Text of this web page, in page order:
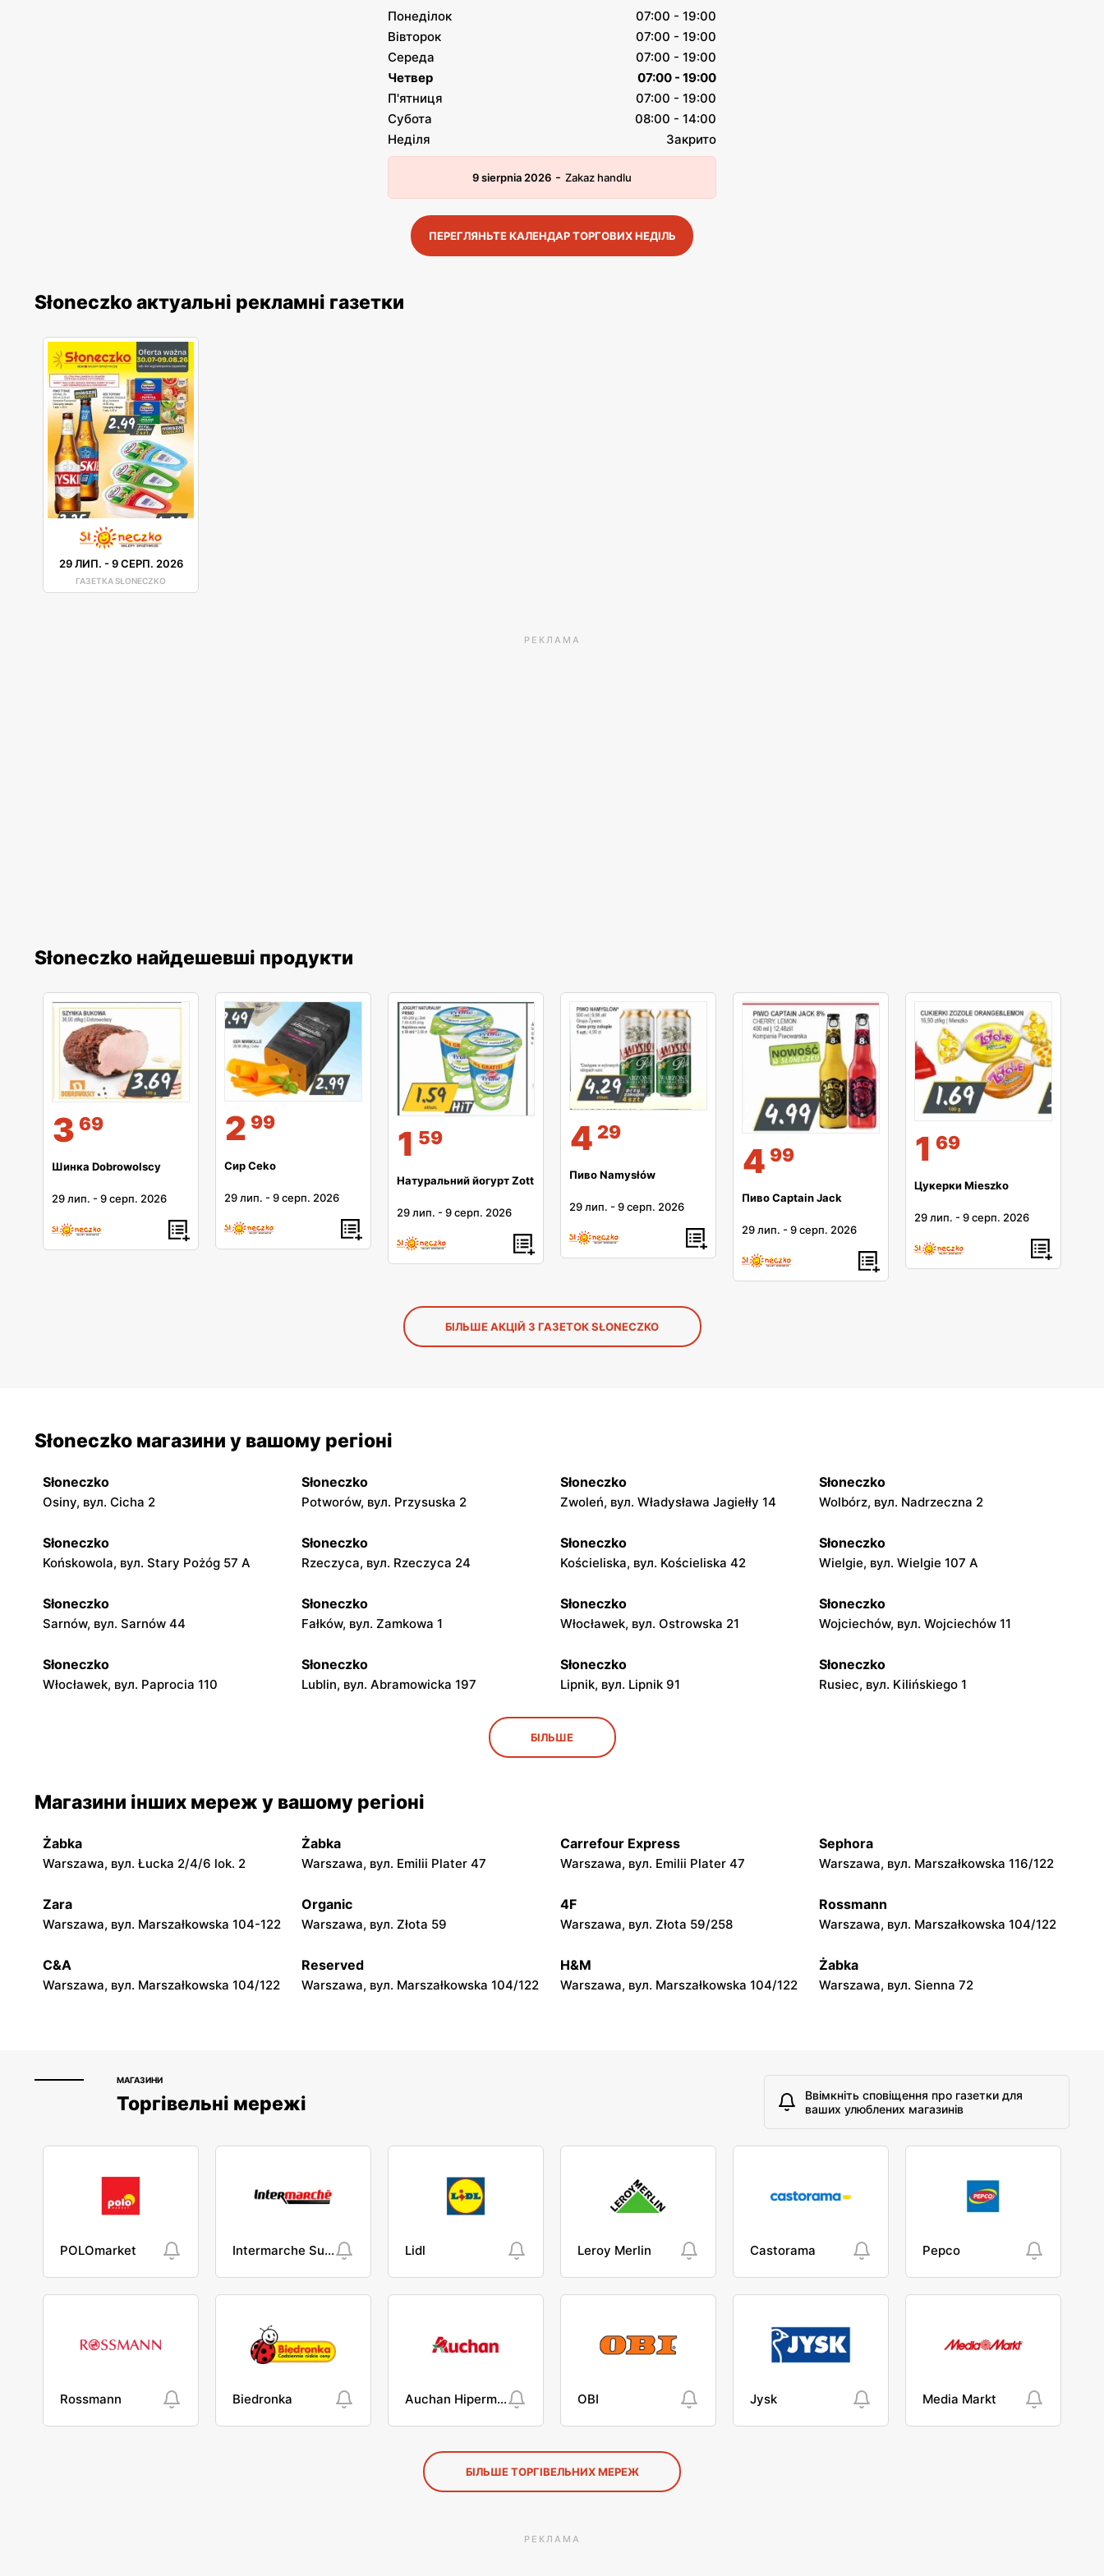
Понеділок
07:00 - 19:00
Вівторок
07:00 - 19:00
Середа
07:00 - 19:00
Четвер
07:00 - 19:00
П'ятниця
07:00 - 19:00
Субота
08:00 - 14:00
Неділя
Закрито
9 sierpnia 2026 - Zakaz handlu
ПЕРЕГЛЯНЬТЕ КАЛЕНДАР ТОРГОВИХ НЕДІЛЬ
Słoneczko актуальні рекламні газетки
29 ЛИП. -9 СЕРП. 2026
ГАЗЕТКА SŁONECZKO
РЕКЛАМА
Słoneczko найдешевші продукти
3 69
Шинка Dobrowolscy
29 лип. -9 серп. 2026
2 99
Сир Ceko
29 лип. -9 серп. 2026
1 59
Натуральний йогурт Zott
29 лип. -9 серп. 2026
4 29
Пиво Namysłów
29 лип. -9 серп. 2026
4 99
Пиво Captain Jack
29 лип. -9 серп. 2026
1 69
Цукерки Mieszko
29 лип. -9 серп. 2026
БІЛЬШЕ АКЦІЙ З ГАЗЕТОК SŁONECZKO
Słoneczko магазини у вашому регіоні
Słoneczko
Osiny, вул. Cicha 2
Słoneczko
Potworów, вул. Przysuska 2
Słoneczko
Zwoleń, вул. Władysława Jagiełły 14
Słoneczko
Wolbórz, вул. Nadrzeczna 2
Słoneczko
Końskowola, вул. Stary Pożóg 57 A
Słoneczko
Rzeczyca, вул. Rzeczyca 24
Słoneczko
Kościeliska, вул. Kościeliska 42
Słoneczko
Wielgie, вул. Wielgie 107 A
Słoneczko
Sarnów, вул. Sarnów 44
Słoneczko
Fałków, вул. Zamkowa 1
Słoneczko
Włocławek, вул. Ostrowska 21
Słoneczko
Wojciechów, вул. Wojciechów 11
Słoneczko
Włocławek, вул. Paprocia 110
Słoneczko
Lublin, вул. Abramowicka 197
Słoneczko
Lipnik, вул. Lipnik 91
Słoneczko
Rusiec, вул. Kilińskiego 1
Dworszowice Pakoszowe, вул. Długa 25
Słoneczko
Kiełczygłów, вул. Tysiąclecia 13
Siemkowice, вул. Szkolna 12 Osjaków, вул. Rynek 4
Słoneczko
Trębaczew, вул. Zielona 1
Słoneczko
Pajęczno, вул. Długa 2
Słoneczko
Mykanów, вул. Słoneczna 2
Słoneczko
Wieluń, вул. Sieniec 80 D
Słoneczko
Lututów, вул. Huta 50 A
Słoneczko
Baranów Sandomierski, вул. Rynek 18
Słoneczko
Baranów Sandomierski, вул. Rynek 28
Słoneczko
Wodzisław, вул. pl. Wolności 3
БІЛЬШЕ
Магазини інших мереж у вашому регіоні
Żabka
Warszawa, вул. Łucka 2/4/6 lok. 2
Żabka
Warszawa, вул. Emilii Plater 47
Carrefour Express
Warszawa, вул. Emilii Plater 47
Sephora
Warszawa, вул. Marszałkowska 116/122
Zara
Warszawa, вул. Marszałkowska 104-122
Organic
Warszawa, вул. Złota 59
4F
Warszawa, вул. Złota 59/258
Rossmann
Warszawa, вул. Marszałkowska 104/122
C&A
Warszawa, вул. Marszałkowska 104/122
Reserved
Warszawa, вул. Marszałkowska 104/122
H&M
Warszawa, вул. Marszałkowska 104/122
Żabka
Warszawa, вул. Sienna 72
МАГАЗИНИ
Торгівельні мережі
Ввімкніть сповіщення про газетки для
ваших улюблених магазинів
POLOmarket Intermarche Super Lidl Leroy Merlin Castorama Pepco
Rossmann Biedronka Auchan Hipermarket OBI Jysk Media Markt
БІЛЬШЕ ТОРГІВЕЛЬНИХ МЕРЕЖ
РЕКЛАМА